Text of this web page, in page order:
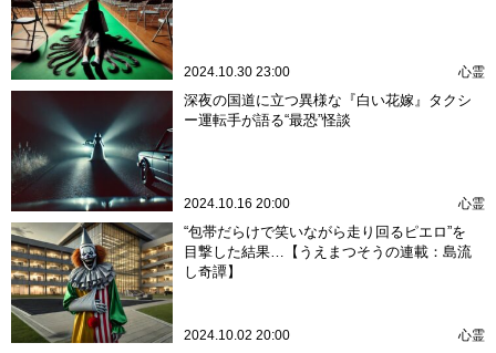
2024.10.30 23:00 心霊
深夜の国道に立つ異様な『白い花嫁』タクシ
ー運転手が語る“最恐”怪談
2024.10.16 20:00 心霊
“包帯だらけで笑いながら走り回るピエロ”を
目撃した結果…【うえまつそうの連載：島流
し奇譚】
2024.10.02 20:00 心霊